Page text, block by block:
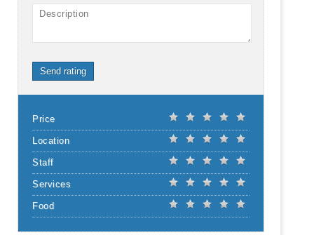
Description
Send rating
Price
Location
Staff
Services
Food